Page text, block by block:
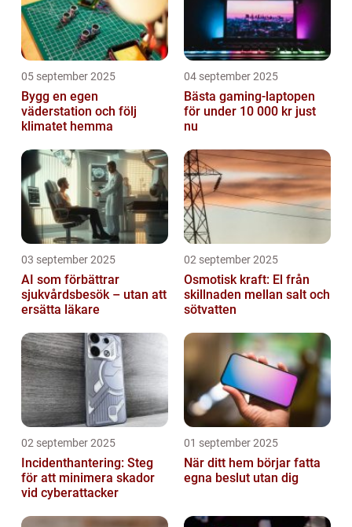
05 september 2025
Bygg en egen
väderstation och följ
klimatet hemma
04 september 2025
Bästa gaming-laptopen
för under 10 000 kr just
nu
03 september 2025
AI som förbättrar
sjukvårdsbesök – utan att
ersätta läkare
02 september 2025
Osmotisk kraft: El från
skillnaden mellan salt och
sötvatten
02 september 2025
Incidenthantering: Steg
för att minimera skador
vid cyberattacker
01 september 2025
När ditt hem börjar fatta
egna beslut utan dig